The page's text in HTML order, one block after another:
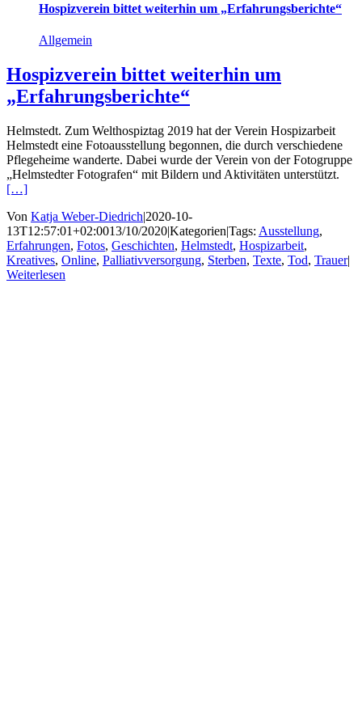
Hospizverein bittet weiterhin um „Erfahrungsberichte“
Allgemein
Hospizverein bittet weiterhin um
„Erfahrungsberichte“
Helmstedt. Zum Welthospiztag 2019 hat der Verein Hospizarbeit
Helmstedt eine Fotoausstellung begonnen, die durch verschiedene
Pflegeheime wanderte. Dabei wurde der Verein von der Fotogruppe
„Helmstedter Fotografen“ mit Bildern und Aktivitäten unterstützt.
[…]
Von Katja Weber-Diedrich|2020-10-
13T12:57:01+02:0013/10/2020|Kategorien|Tags: Ausstellung,
Erfahrungen, Fotos, Geschichten, Helmstedt, Hospizarbeit,
Kreatives, Online, Palliativversorgung, Sterben, Texte, Tod, Trauer|
Weiterlesen